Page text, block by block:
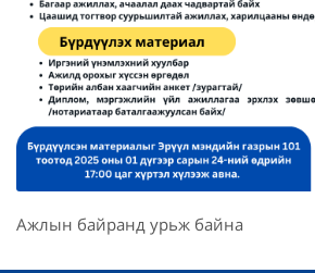
Ажлын байранд урьж байна